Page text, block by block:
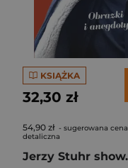
KSIĄŻKA
32,30 zł
54,90 zł - sugerowana cena
detaliczna